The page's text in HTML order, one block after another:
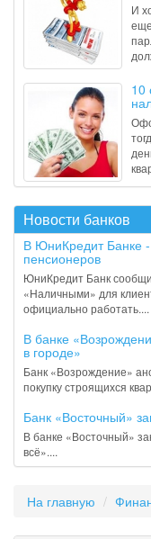
И
10
Новости банков
В ЮниКредит Банке
пенсионеров
ЮниКредит Банк
«Наличными» для
официально работать....
В банке
в городе»
Банк «Возрождение»
покупку строящихся
Банк «Восточный»
В банке «Восточный»
всё»....
На главную